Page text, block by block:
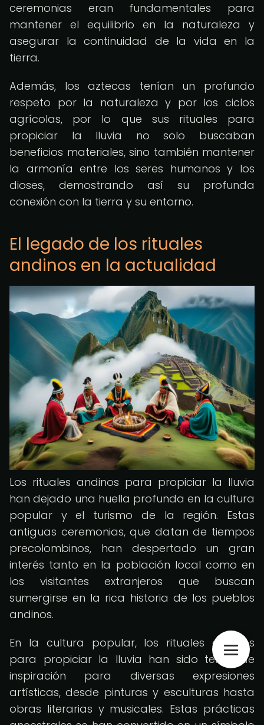
ceremonias eran fundamentales para
mantener el equilibrio en la naturaleza y
asegurar la continuidad de la vida en la
tierra.
Además, los aztecas tenían un profundo
respeto por la naturaleza y por los ciclos
agrícolas, por lo que sus rituales para
propiciar la lluvia no solo buscaban
beneficios materiales, sino también mantener
la armonía entre los seres humanos y los
dioses, demostrando así su profunda
conexión con la tierra y su entorno.
El legado de los rituales
andinos en la actualidad
Los rituales andinos para propiciar la lluvia
han dejado una huella profunda en la cultura
popular y el turismo de la región. Estas
antiguas ceremonias, que datan de tiempos
precolombinos, han despertado un gran
interés tanto en la población local como en
los visitantes extranjeros que buscan
sumergirse en la rica historia de los pueblos
andinos.
En la cultura popular, los rituales andinos
para propiciar la lluvia han sido tema de
inspiración para diversas expresiones
artísticas, desde pinturas y esculturas hasta
obras literarias y musicales. Estas prácticas